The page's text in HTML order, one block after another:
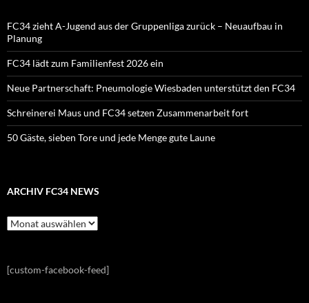
FC34 zieht A-Jugend aus der Gruppenliga zurück – Neuaufbau in
Planung
FC34 lädt zum Familienfest 2026 ein
Neue Partnerschaft: Pneumologie Wiesbaden unterstützt den FC34
Schreinerei Maus und FC34 setzen Zusammenarbeit fort
50 Gäste, sieben Tore und jede Menge gute Laune
ARCHIV FC34 NEWS
Archiv
FC34
[custom-facebook-feed]